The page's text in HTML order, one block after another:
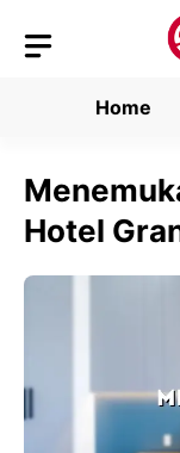
Home
Hotel